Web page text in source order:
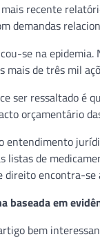
recente
demandas
se na epidemia.
mais de três mil
ser ressaltado é
orçamentário
entendimento
de
encontra-se
baseada em
bem